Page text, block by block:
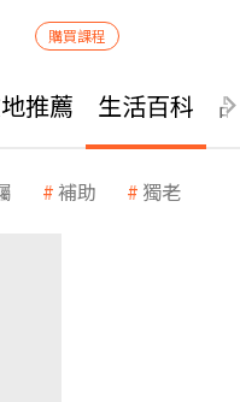
購買課程
推薦 生活百科
補助 獨老